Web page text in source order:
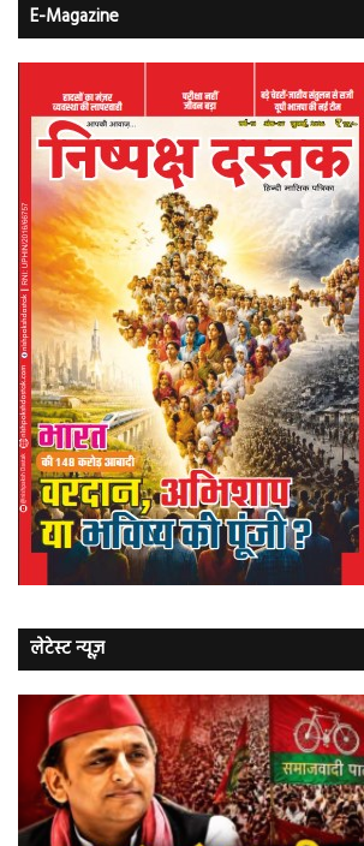
E-Magazine
लेटेस्ट न्यूज़